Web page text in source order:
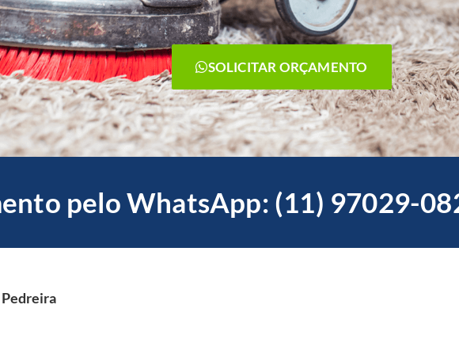
SOLICITAR ORÇAMENTO
pelo WhatsApp: (11) 97029-
Pedreira